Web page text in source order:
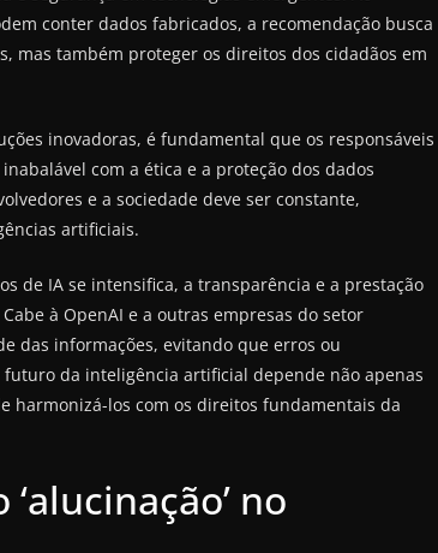
conter dados fabricados, a recomendação busca
mas também proteger os direitos dos cidadãos em
inovadoras, é fundamental que os responsáveis
com a ética e a proteção dos dados
e a sociedade deve ser constante,
artificiais.
de IA se intensifica, a transparência e a prestação
à OpenAI e a outras empresas do setor
das informações, evitando que erros ou
da inteligência artificial depende não apenas
harmonizá-los com os direitos fundamentais da
no